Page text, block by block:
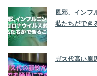
風邪、インフ
私たちができ
ガス代高い原